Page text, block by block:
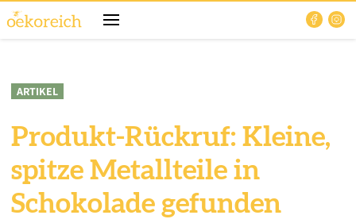
ARTIKEL
Produkt-Rückruf: Kleine,
spitze Metallteile in
Schokolade gefunden